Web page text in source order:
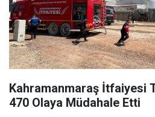
Kahramanmaraş İtfaiyesi
470 Olaya Müdahale Etti